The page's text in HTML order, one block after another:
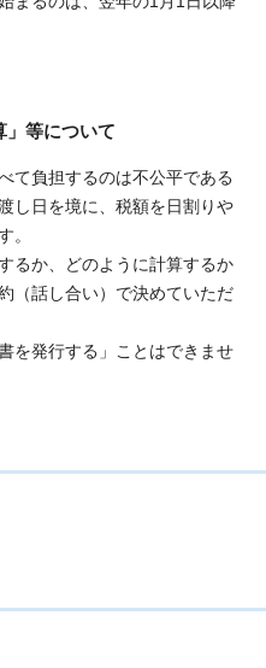
等について
て負担するのは不公平である
し日を境に、税額を日割りや
。
るか、どのように計算するか
（話し合い）で決めていただ
を発行する」ことはできませ